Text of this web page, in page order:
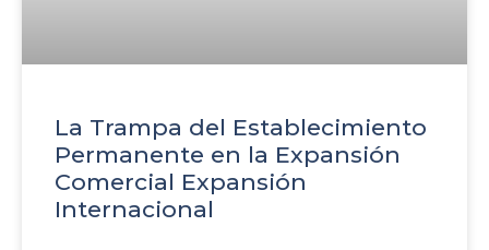
La Trampa del Establecimiento
Permanente en la Expansión
Comercial Expansión
Internacional